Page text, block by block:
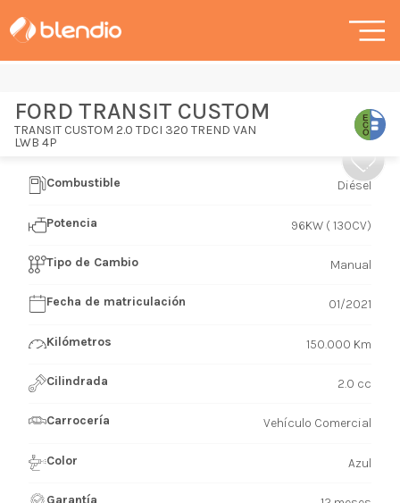
FORD TRANSIT CUSTOM
TRANSIT CUSTOM 2.0 TDCI 320 TREND VAN
LWB 4P
Combustible Diésel
Potencia 96KW ( 130CV)
Tipo de Cambio Manual
Fecha de matriculación 01/2021
Kilómetros 150.000 Km
Cilindrada 2.0 cc
Carrocería Vehículo Comercial
Color Azul